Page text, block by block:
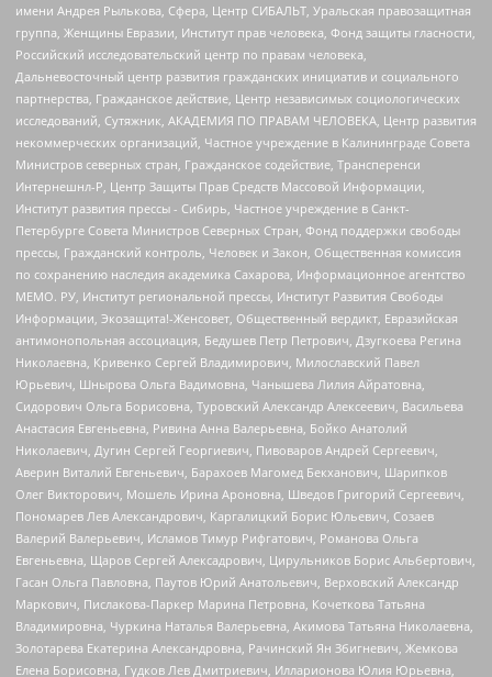
имени Андрея Рылькова, Сфера, Центр СИБАЛЬТ, Уральская правозащитная
группа, Женщины Евразии, Институт прав человека, Фонд защиты гласности,
Российский исследовательский центр по правам человека,
Дальневосточный центр развития гражданских инициатив и социального
партнерства, Гражданское действие, Центр независимых социологических
исследований, Сутяжник, АКАДЕМИЯ ПО ПРАВАМ ЧЕЛОВЕКА, Центр развития
некоммерческих организаций, Частное учреждение в Калининграде Совета
Министров северных стран, Гражданское содействие, Трансперенси
Интернешнл-Р, Центр Защиты Прав Средств Массовой Информации,
Институт развития прессы - Сибирь, Частное учреждение в Санкт-
Петербурге Совета Министров Северных Стран, Фонд поддержки свободы
прессы, Гражданский контроль, Человек и Закон, Общественная комиссия
по сохранению наследия академика Сахарова, Информационное агентство
МЕМО. РУ, Институт региональной прессы, Институт Развития Свободы
Информации, Экозащита!-Женсовет, Общественный вердикт, Евразийская
антимонопольная ассоциация, Бедушев Петр Петрович, Дзугкоева Регина
Николаевна, Кривенко Сергей Владимирович, Милославский Павел
Юрьевич, Шнырова Ольга Вадимовна, Чанышева Лилия Айратовна,
Сидорович Ольга Борисовна, Туровский Александр Алексеевич, Васильева
Анастасия Евгеньевна, Ривина Анна Валерьевна, Бойко Анатолий
Николаевич, Дугин Сергей Георгиевич, Пивоваров Андрей Сергеевич,
Аверин Виталий Евгеньевич, Барахоев Магомед Бекханович, Шарипков
Олег Викторович, Мошель Ирина Ароновна, Шведов Григорий Сергеевич,
Пономарев Лев Александрович, Каргалицкий Борис Юльевич, Созаев
Валерий Валерьевич, Исламов Тимур Рифгатович, Романова Ольга
Евгеньевна, Щаров Сергей Алексадрович, Цирульников Борис Альбертович,
Гасан Ольга Павловна, Паутов Юрий Анатольевич, Верховский Александр
Маркович, Пислакова-Паркер Марина Петровна, Кочеткова Татьяна
Владимировна, Чуркина Наталья Валерьевна, Акимова Татьяна Николаевна,
Золотарева Екатерина Александровна, Рачинский Ян Збигневич, Жемкова
Елена Борисовна, Гудков Лев Дмитриевич, Илларионова Юлия Юрьевна,